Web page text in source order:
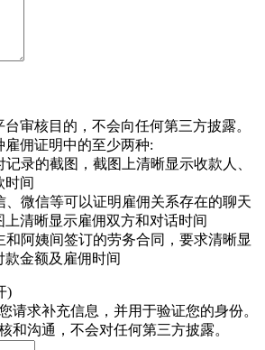
审核目的，不会向任何第三方披露。
雇佣证明中的至少两种:
记录的截图，截图上清晰显示收款人、
时间
、微信等可以证明雇佣关系存在的聊天
上清晰显示雇佣双方和对话时间
和阿姨间签订的劳务合同，要求清晰显
款金额及雇佣时间
)
请求补充信息，并用于验证您的身份。
和沟通，不会对任何第三方披露。